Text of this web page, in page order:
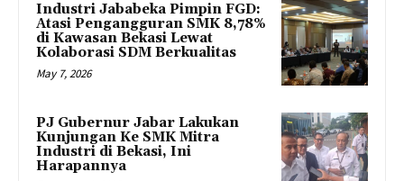
Industri Jababeka Pimpin FGD:
Atasi Pengangguran SMK 8,78%
di Kawasan Bekasi Lewat
Kolaborasi SDM Berkualitas
May 7, 2026
PJ Gubernur Jabar Lakukan
Kunjungan Ke SMK Mitra
Industri di Bekasi, Ini
Harapannya